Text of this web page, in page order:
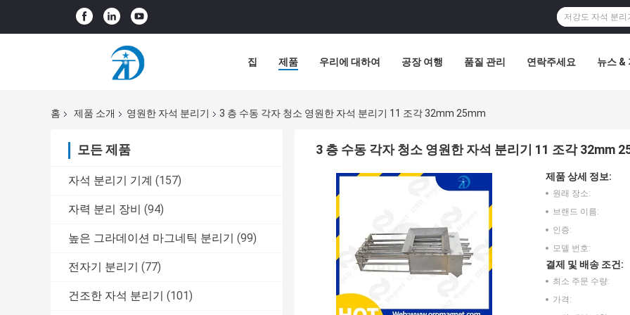
집 제품 우리에 대하여 공장 여행 품질 관리 연락주세요 뉴스 &
홈 제품 소개 영원한 자석 분리기 3 층 수동 각자 청소 영원한 자석 분리기 11 조각 32mm 25mm
모든 제품
자석 분리기 기계 (157)
자력 분리 장비 (94)
높은 그라데이션 마그네틱 분리기 (99)
전자기 분리기 (77)
건조한 자석 분리기 (101)
3 층 수동 각자 청소 영원한 자석 분리기 11 조각 32mm
제품 상세 정보:
원래 장소:
브랜드 이름:
인증:
모델 번호:
결제 및 배송 조건:
최소 주문 수량:
가격: